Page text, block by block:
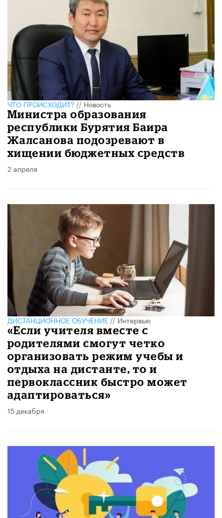
ЧТО ПРОИСХОДИТ?//Новость
Министра образования
республики Бурятия Баира
Жалсанова подозревают в
хищении бюджетных средств
2 апреля
ДИСТАНЦИОННОЕ ОБУЧЕНИЕ//Интервью
«Если учителя вместе с
родителями смогут четко
организовать режим учебы и
отдыха на дистанте, то и
первоклассник быстро может
адаптироваться»
15 декабря